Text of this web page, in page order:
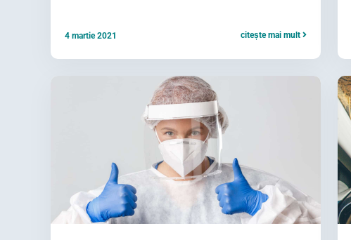
citește mai mult
4 martie 2021